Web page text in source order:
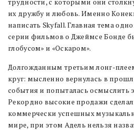
трудности, с которыми они
их дружбу и любовь. Именно
написать Skyfall. Главная тема
серии фильмов о Джеймсе Бонде
глобусом» и «Оскаром».
Долгожданным третьим лонг-
круг: мысленно вернулась в
события и попыталась осмыслить
Рекордно высокие продажи
коммерчески успешных
мире, при этом Адель нельзя